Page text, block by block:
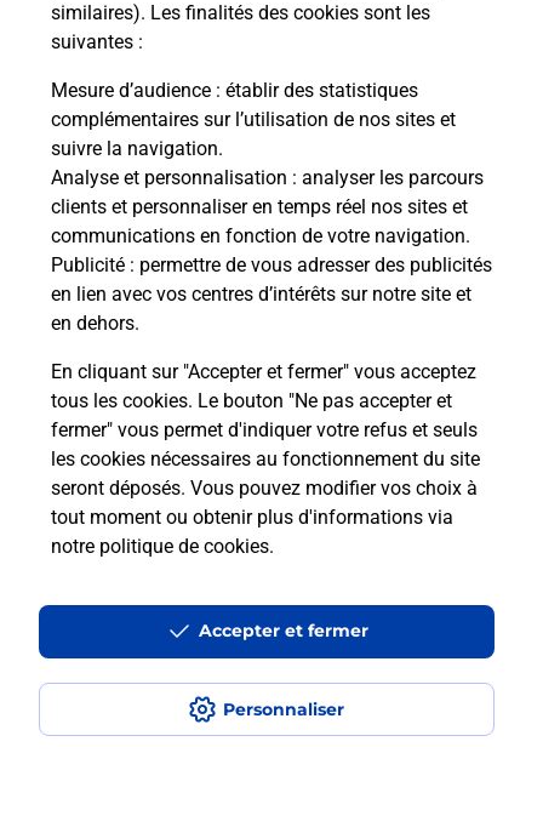
similaires). Les finalités des cookies sont les
suivantes :
Mesure d’audience : établir des statistiques
complémentaires sur l’utilisation de nos sites et
suivre la navigation.
Analyse et personnalisation : analyser les parcours
clients et personnaliser en temps réel nos sites et
communications en fonction de votre navigation.
Publicité : permettre de vous adresser des publicités
en lien avec vos centres d’intérêts sur notre site et
en dehors.
En cliquant sur "Accepter et fermer" vous acceptez
tous les cookies. Le bouton "Ne pas accepter et
fermer" vous permet d'indiquer votre refus et seuls
les cookies nécessaires au fonctionnement du site
seront déposés. Vous pouvez modifier vos choix à
tout moment ou obtenir plus d'informations via
notre politique de cookies.
Personnaliser
Accepter et fermer
Acheter un iPhone neuf ou reconditionné
Vous recherchez un smartphone pas cher proche
de chez vous ? Découvrez notre offre de
téléphones iPhone Apple dans vos bureaux de
Poste à PLANCHER LES MINES (70290) !
En savoir plus
Questions fréquemment posées
Comment retourner un colis acheté
en ligne depuis votre boîte aux lettres
Comment envoyer un colis ou faire un
retour chez un e-commerçant sans se
déplacer ?
Envoyer un petit colis au meilleur